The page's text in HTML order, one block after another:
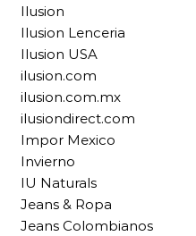
Ilusion
Ilusion Lenceria
Ilusion USA
ilusion.com
ilusion.com.mx
ilusiondirect.com
Impor Mexico
Invierno
IU Naturals
Jeans & Ropa
Jeans Colombianos